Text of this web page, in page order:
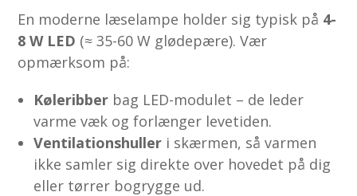
En moderne læselampe holder sig typisk på 4-
8 W LED (≈ 35-60 W glødepære). Vær
opmærksom på:
Køleribber bag LED-modulet – de leder
varme væk og forlænger levetiden.
Ventilationshuller i skærmen, så varmen
ikke samler sig direkte over hovedet på dig
eller tørrer bogrygge ud.